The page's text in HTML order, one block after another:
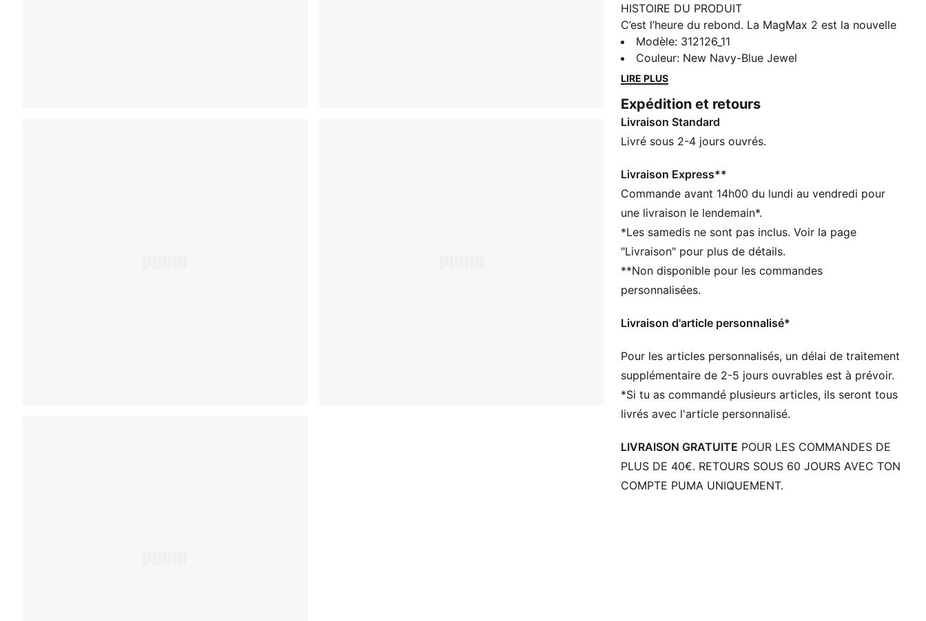
HISTOIRE DU PRODUIT
C’est l’heure du rebond. La MagMax 2 est la nouvelle
version de la chaussure de running à amorti maximal
de PUMA, plus légère, plus lisse et plus dynamique
que jamais. Conçue avec un maximum de mousse
pour te permettre de courir léger du début à la fin du
run. Et avec une tige en mesh respirant et une
languette en mesh, la MagMax 2 fait passer le
CARACTÉRISTIQUES + AVANTAGES
La tige des chaussures est composée d’au moins
30 % de matériaux recyclés
pour offrir un maximum de réactivité et d’amorti, en
toute légèreté
PUMAGRIP : semelle extérieure en caoutchouc
composite résistant pour une adhérence infaillible sur
DÉTAILS
Bout : Arrondi
Fermeture : Fermeture à lacets
Talon : Talon plat
Hauteur de semelle : 46 mm/38 mm
Amorti : maximum
Pronation : Surpronation
Poids : 225 g (EU 37,5)
Modèle: 312126_11
Couleur: New Navy-Blue Jewel
LIRE PLUS
Expédition et retours
Livraison Standard
Livré sous 2-4 jours ouvrés.
Livraison Express**
Commande avant 14h00 du lundi au vendredi pour
une livraison le lendemain*.
*Les samedis ne sont pas inclus. Voir la page
"Livraison" pour plus de détails.
**Non disponible pour les commandes
personnalisées.
Livraison d'article personnalisé*
Pour les articles personnalisés, un délai de traitement
supplémentaire de 2-5 jours ouvrables est à prévoir.
*Si tu as commandé plusieurs articles, ils seront tous
livrés avec l'article personnalisé.
LIVRAISON GRATUITE POUR LES COMMANDES DE
PLUS DE 40€. RETOURS SOUS 60 JOURS AVEC TON
COMPTE PUMA UNIQUEMENT.